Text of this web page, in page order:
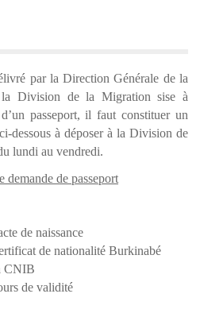
par la Direction Générale de la
Division de la Migration sise à
passeport, il faut constituer un
dessous à déposer à la Division de
lundi au vendredi.
demande de passeport
de naissance
de nationalité Burkinabé
CNIB
de validité